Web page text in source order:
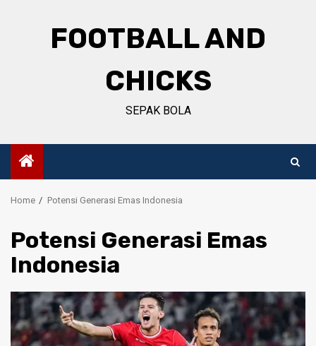
FOOTBALL AND
CHICKS
SEPAK BOLA
Home Potensi Generasi Emas Indonesia
Potensi Generasi Emas
Indonesia